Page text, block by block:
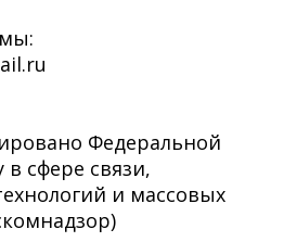
Федеральной
сфере связи,
и массовых